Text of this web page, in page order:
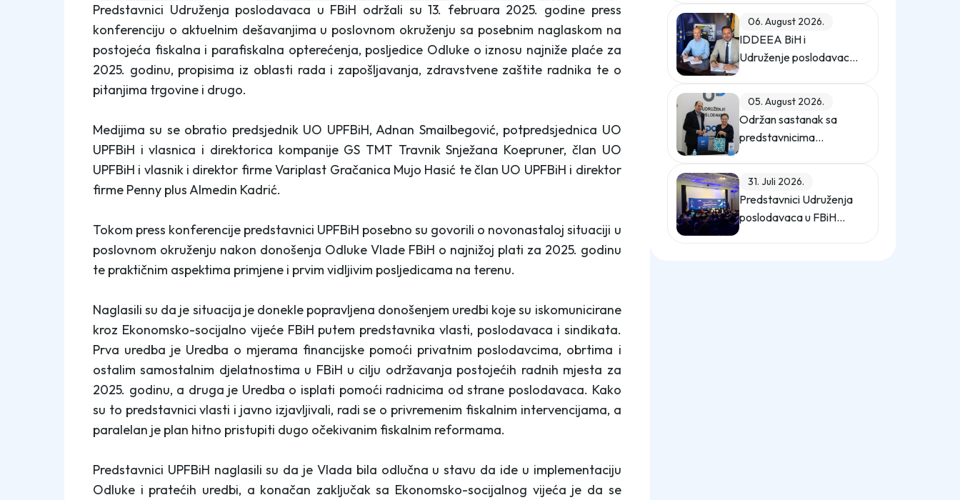
Predstavnici Udruženja poslodavaca u FBiH održali su 13. februara 2025. godine press
konferenciju o aktuelnim dešavanjima u poslovnom okruženju sa posebnim naglaskom na
postojeća fiskalna i parafiskalna opterećenja, posljedice Odluke o iznosu najniže plaće za
2025. godinu, propisima iz oblasti rada i zapošljavanja, zdravstvene zaštite radnika te o
pitanjima trgovine i drugo.
Medijima su se obratio predsjednik UO UPFBiH, Adnan Smailbegović, potpredsjednica UO
UPFBiH i vlasnica i direktorica kompanije GS TMT Travnik Snježana Koepruner, član UO
UPFBiH i vlasnik i direktor firme Variplast Gračanica Mujo Hasić te član UO UPFBiH i direktor
firme Penny plus Almedin Kadrić.
Tokom press konferencije predstavnici UPFBiH posebno su govorili o novonastaloj situaciji u
poslovnom okruženju nakon donošenja Odluke Vlade FBiH o najnižoj plati za 2025. godinu
te praktičnim aspektima primjene i prvim vidljivim posljedicama na terenu.
Naglasili su da je situacija je donekle popravljena donošenjem uredbi koje su iskomunicirane
kroz Ekonomsko-socijalno vijeće FBiH putem predstavnika vlasti, poslodavaca i sindikata.
Prva uredba je Uredba o mjerama financijske pomoći privatnim poslodavcima, obrtima i
ostalim samostalnim djelatnostima u FBiH u cilju održavanja postojećih radnih mjesta za
2025. godinu, a druga je Uredba o isplati pomoći radnicima od strane poslodavaca. Kako
su to predstavnici vlasti i javno izjavljivali, radi se o privremenim fiskalnim intervencijama, a
paralelan je plan hitno pristupiti dugo očekivanim fiskalnim reformama.
Predstavnici UPFBiH naglasili su da je Vlada bila odlučna u stavu da ide u implementaciju
Odluke i pratećih uredbi, a konačan zaključak sa Ekonomsko-socijalnog vijeća je da se
06. August 2026.
IDDEEA BiH i
Udruženje poslodavaca
o saradnji
05. August 2026.
Održan sastanak sa
predstavnicima
31. Juli 2026.
Predstavnici Udruženja
poslodavaca u FBiH
učestvovali na promo